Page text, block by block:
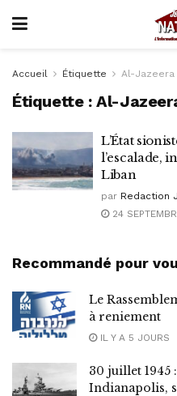
Accueil Étiquette Al-Jazeera
Étiquette :Al-
L’État
l’escalade,
Liban
par Redaction
24
Recommandé pour
Le
à reniement
IL Y A 5 JOURS
30 juillet 1945
Indianapolis,